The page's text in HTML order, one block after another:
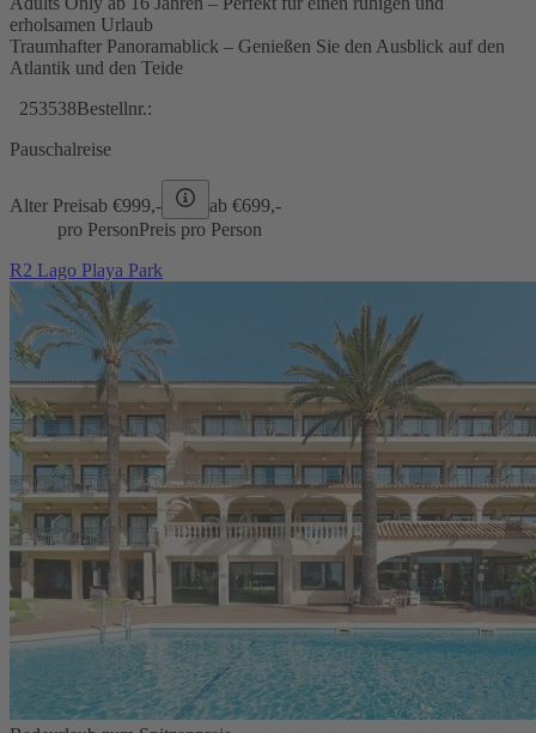
erholsamen Urlaub
Traumhafter Panoramablick – Genießen Sie den Ausblick auf den
Atlantik und den Teide
253538Bestellnr.:
Pauschalreise
Alter Preisab €999,- ab €699,-
pro PersonPreis pro Person
R2 Lago Playa Park